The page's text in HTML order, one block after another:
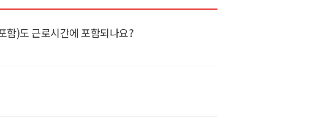
함)도 근로시간에 포함되나요?